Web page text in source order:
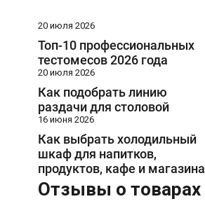
20 июля 2026
Топ-10 профессиональных
тестомесов 2026 года
20 июля 2026
Как подобрать линию
раздачи для столовой
16 июня 2026
Как выбрать холодильный
шкаф для напитков,
продуктов, кафе и магазина
Отзывы о товарах